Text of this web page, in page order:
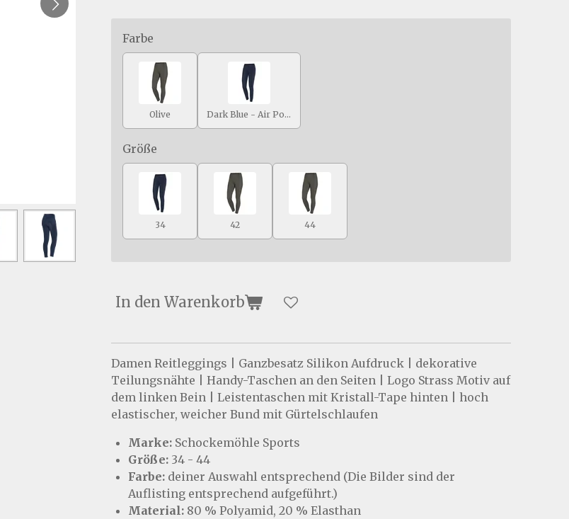
Farbe
Olive Dark Blue - Air Pocket Riding Tights
Größe
34 42 44
In den Warenkorb
Damen Reitleggings | Ganzbesatz Silikon Aufdruck | dekorative
Teilungsnähte | Handy-Taschen an den Seiten | Logo Strass Motiv auf
dem linken Bein | Leistentaschen mit Kristall-Tape hinten | hoch
elastischer, weicher Bund mit Gürtelschlaufen
Marke: Schockemöhle Sports
Größe: 34 - 44
Farbe: deiner Auswahl entsprechend (Die Bilder sind der
Auflisting entsprechend aufgeführt.)
Material: 80 % Polyamid, 20 % Elasthan